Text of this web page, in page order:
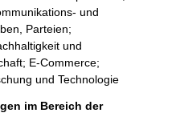
und
Parteien;
und
E-Commerce;
und Technologie
im Bereich der